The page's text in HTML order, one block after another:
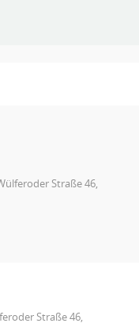
Straße 46,
Straße 46,